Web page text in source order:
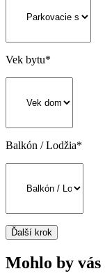
Vek bytu*
Balkón / Lodžia*
Ďalší krok
Mohlo by